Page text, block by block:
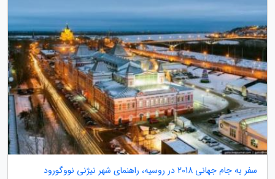
سفر به جام جهانی 2018 در روسیه، راهنمای شهر نیژنی نووگورود